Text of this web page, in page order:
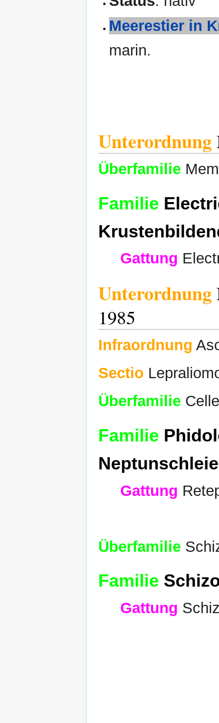
Meerestier in
marin.
Unterordnung
Überfamilie
Familie
Gattung
Unterordnung
1985
Infraordnung
Sectio
Überfamilie
Familie
Gattung
Überfamilie
Familie
Gattung